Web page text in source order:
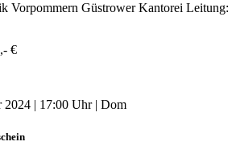
Vorpommern Güstrower Kantorei Leitung:
€
2024 | 17:00 Uhr | Dom